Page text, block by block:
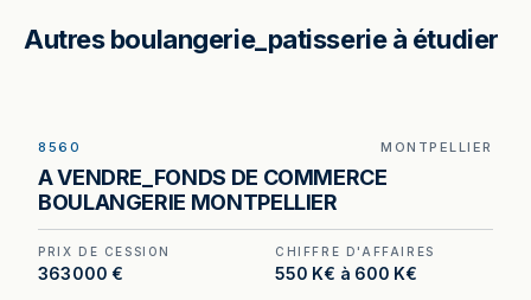
Autres boulangerie_patisserie à étudier
quinze places et linéaire de vitrine de 11 mètres
en secteur résidentiel.
8560 MONTPELLIER
A VENDRE_FONDS DE COMMERCE
BOULANGERIE MONTPELLIER
PRIX DE CESSION
363 000 €
CHIFFRE D'AFFAIRES
550 K€ à 600 K€